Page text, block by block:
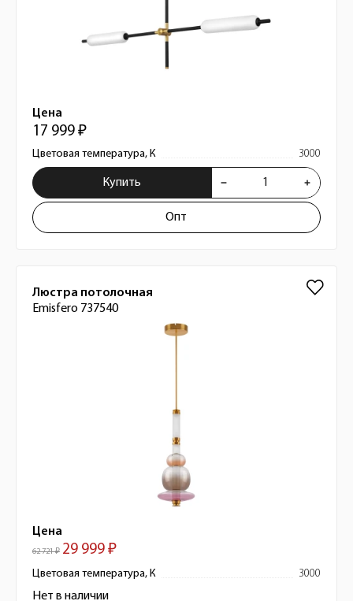
Цена
17 999 ₽
Цветовая температура, К 3000
Купить
Опт
Люстра потолочная
Emisfero 737540
Цена
62 721 ₽ 29 999 ₽
Цветовая температура, К 3000
Нет в наличии